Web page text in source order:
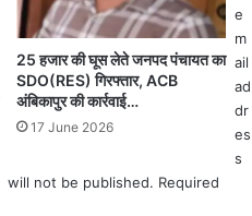
ज
ह
र
खा
क
आ
25 हजार की घूस लेते जनपद पंचायत का
SDO(RES) गिरफ्तार, ACB
अंबिकापुर की कार्रवाई…
17 June 2026
e
m
ail
ad
dr
es
s
will not be published. Required